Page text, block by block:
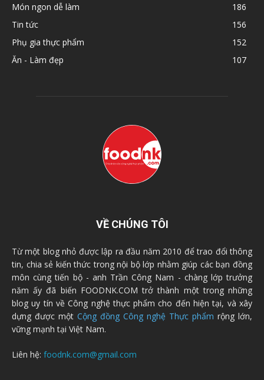
Món ngon dễ làm
186
Tin tức
156
Phụ gia thực phẩm
152
Ăn - Làm đẹp
107
VỀ CHÚNG TÔI
Từ một blog nhỏ được lập ra đầu năm 2010 để trao đổi thông
tin, chia sẻ kiến thức trong nội bộ lớp nhằm giúp các bạn đồng
môn cùng tiến bộ - anh Trần Công Nam - chàng lớp trưởng
năm ấy đã biến FOODNK.COM trở thành một trong những
blog uy tín về Công nghệ thực phẩm cho đến hiện tại, và xây
dựng được một Cộng đồng Công nghệ Thực phẩm rộng lớn,
vững mạnh tại Việt Nam.
Liên hệ: foodnk.com@gmail.com